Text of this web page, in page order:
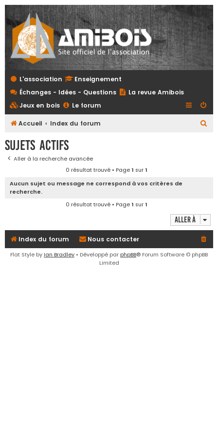
L'association
Enseignement
Échanges - Idées - Questions
La revue Amibois
Jeux en bois
Le forum
Accueil Index du forum
e
Sujets actifs
Aller à la recherche avancée
0 résultat trouvé • Page1 sur1
Aucun sujet ou message ne correspond à vos critères de
recherche.
0 résultat trouvé • Page1 sur1
Aller à
Index du forum Nous contacter
Flat Style by Ian Bradley • Développé par phpBB® Forum Software © phpBB
Limited